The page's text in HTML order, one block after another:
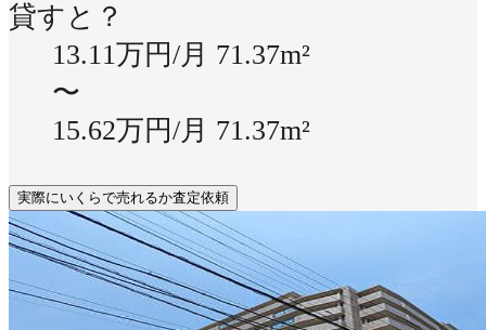
貸すと？
13.11万円/月 71.37m²
〜
15.62万円/月 71.37m²
実際にいくらで売れるか査定依頼